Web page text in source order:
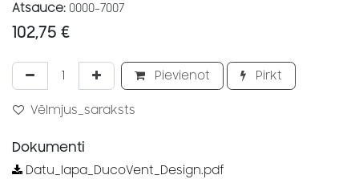
Atsauce: 0000-7007
102,75 €
Pievienot Pirkt
Vēlmjus_saraksts
Dokumenti
Datu_lapa_DucoVent_Design.pdf